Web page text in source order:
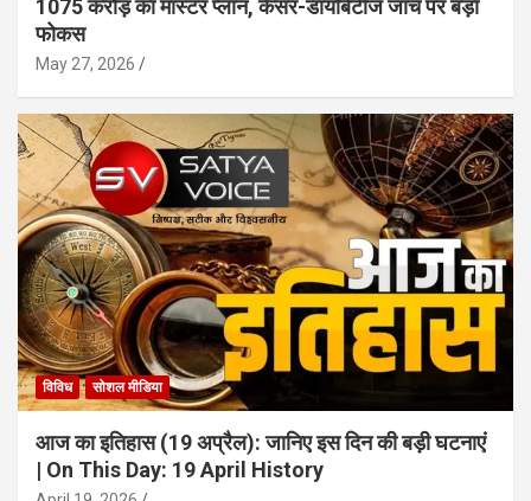
1075 करोड़ का मास्टर प्लान, कैंसर-डायबिटीज जांच पर बड़ा
फोकस
May 27, 2026
विविध सोशल मीडिया
आज का इतिहास (19 अप्रैल): जानिए इस दिन की बड़ी घटनाएं
| On This Day: 19 April History